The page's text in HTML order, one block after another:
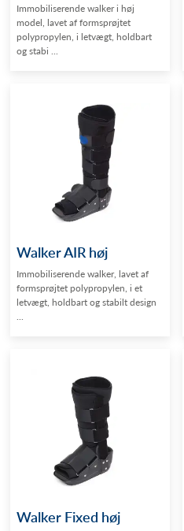
Immobiliserende walker i høj
model, lavet af formsprøjtet
polypropylen, i letvægt, holdbart
og stabi ...
Walker AIR høj
Immobiliserende walker, lavet af
formsprøjtet polypropylen, i et
letvægt, holdbart og stabilt design
...
Walker Fixed høj